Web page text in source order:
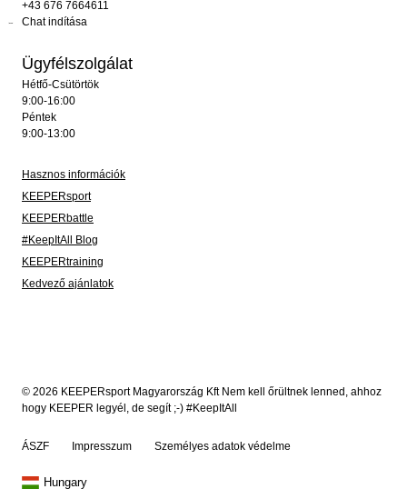
+43 676 7664611
Chat indítása
Ügyfélszolgálat
Hétfő-Csütörtök
9:00-16:00
Péntek
9:00-13:00
Hasznos információk
KEEPERsport
KEEPERbattle
#KeepItAll Blog
KEEPERtraining
Kedvező ajánlatok
© 2026 KEEPERsport Magyarország Kft Nem kell őrültnek lenned, ahhoz
hogy KEEPER legyél, de segít ;-) #KeepItAll
ÁSZF Impresszum Személyes adatok védelme
Hungary